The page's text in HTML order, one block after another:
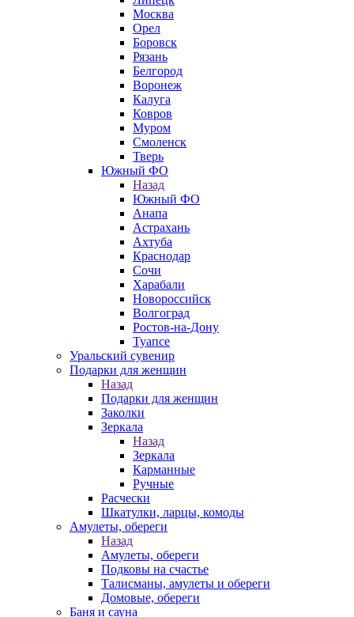
Москва
Орел
Боровск
Рязань
Белгород
Воронеж
Калуга
Ковров
Муром
Смоленск
Тверь
Южный ФО
Назад
Южный ФО
Анапа
Астрахань
Ахтуба
Краснодар
Сочи
Харабали
Новороссийск
Волгоград
Ростов-на-Дону
Туапсе
Уральский сувенир
Подарки для женщин
Назад
Подарки для женщин
Заколки
Зеркала
Назад
Зеркала
Карманные
Ручные
Расчески
Шкатулки, ларцы, комоды
Амулеты, обереги
Назад
Амулеты, обереги
Подковы на счастье
Талисманы, амулеты и обереги
Домовые, обереги
Баня и сауна